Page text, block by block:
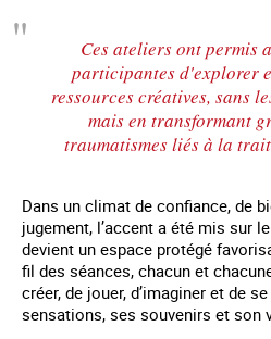
Ces ateliers ont permis
participantes d'explorer
ressources créatives, sans
mais en transformant
traumatismes liés à la
Dans un climat de confiance, de
jugement, l’accent a été mis sur
devient un espace protégé
fil des séances, chacun et
créer, de jouer, d’imaginer et de
sensations, ses souvenirs et son